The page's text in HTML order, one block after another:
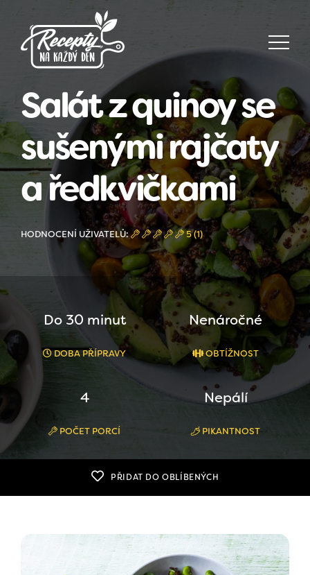
Salát z quinoy se
sušenými rajčaty
a ředkvičkami
HODNOCENÍ UŽIVATELŮ: 5 (1)
Do 30 minut
DOBA PŘÍPRAVY
Nenáročné
OBTÍŽNOST
4
POČET PORCÍ
Nepálí
PIKANTNOST
PŘIDAT DO OBLÍBENÝCH